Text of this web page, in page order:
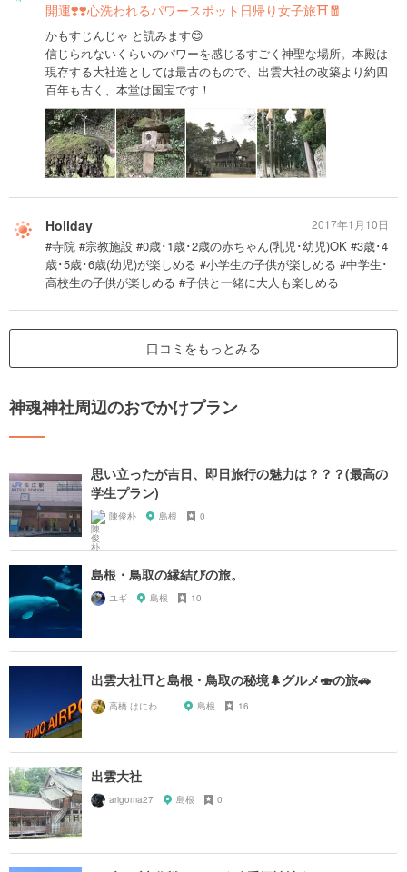
開運❣️❣️心洗われるパワースポット日帰り女子旅⛩🧧
かもすじんじゃ と読みます😊
信じられないくらいのパワーを感じるすごく神聖な場所。本殿は
現存する大社造としては最古のもので、出雲大社の改築より約四
百年も古く、本堂は国宝です！
Holiday
#寺院 #宗教施設 #0歳･1歳･2歳の赤ちゃん(乳児･幼児)OK #3歳･4
歳･5歳･6歳(幼児)が楽しめる #小学生の子供が楽しめる #中学生･
高校生の子供が楽しめる #子供と一緒に大人も楽しめる
2017年1月10日
口コミをもっとみる
神魂神社周辺のおでかけプラン
思い立ったが吉日、即日旅行の魅力は？？？(最高の
学生プラン)
陳俊朴 島根 0
島根・鳥取の縁結びの旅。
ユギ 島根 10
出雲大社⛩と島根・鳥取の秘境🌲グルメ🍣の旅🚗
高橋 はにわ ブラックパンサー 島根 16
出雲大社
arigoma27 島根 0